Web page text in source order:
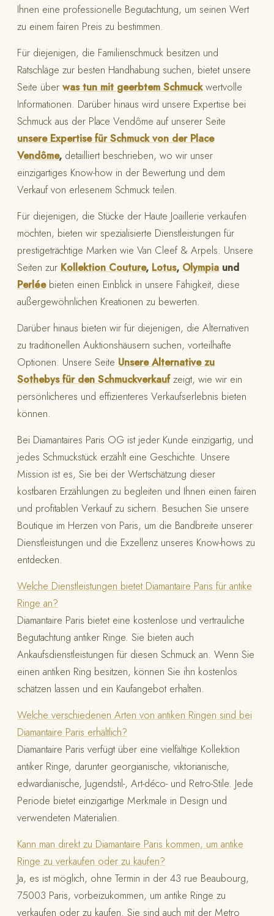
Ihnen eine professionelle Begutachtung, um seinen Wert
zu einem fairen Preis zu bestimmen.
Für diejenigen, die Familienschmuck besitzen und
Ratschläge zur besten Handhabung suchen, bietet unsere
Seite über was tun mit geerbtem Schmuckwertvolle
Informationen. Darüber hinaus wird unsere Expertise bei
Schmuck aus der Place Vendôme auf unserer Seite
unsere Expertise für Schmuck von der Place
Vendôme, detailliert beschrieben, wo wir unser
einzigartiges Know-how in der Bewertung und dem
Verkauf von erlesenem Schmuck teilen.
Für diejenigen, die Stücke der Haute Joaillerie verkaufen
möchten, bieten wir spezialisierte Dienstleistungen für
prestigeträchtige Marken wie Van Cleef & Arpels. Unsere
Seiten zur Kollektion Couture, Lotus, Olympia und
Perlée bieten einen Einblick in unsere Fähigkeit, diese
außergewöhnlichen Kreationen zu bewerten.
Darüber hinaus bieten wir für diejenigen, die Alternativen
zu traditionellen Auktionshäusern suchen, vorteilhafte
Optionen. Unsere Seite Unsere Alternative zu
Sothebys für den Schmuckverkauf zeigt, wie wir ein
persönlicheres und effizienteres Verkaufserlebnis bieten
können.
Bei Diamantaires Paris OG ist jeder Kunde einzigartig, und
jedes Schmuckstück erzählt eine Geschichte. Unsere
Mission ist es, Sie bei der Wertschätzung dieser
kostbaren Erzählungen zu begleiten und Ihnen einen fairen
und profitablen Verkauf zu sichern. Besuchen Sie unsere
Boutique im Herzen von Paris, um die Bandbreite unserer
Dienstleistungen und die Exzellenz unseres Know-hows zu
entdecken.
Welche Dienstleistungen bietet Diamantaire Paris für antike
Ringe an?
Diamantaire Paris bietet eine kostenlose und vertrauliche
Begutachtung antiker Ringe. Sie bieten auch
Ankaufsdienstleistungen für diesen Schmuck an. Wenn Sie
einen antiken Ring besitzen, können Sie ihn kostenlos
schätzen lassen und ein Kaufangebot erhalten.
Welche verschiedenen Arten von antiken Ringen sind bei
Diamantaire Paris erhältlich?
Diamantaire Paris verfügt über eine vielfältige Kollektion
antiker Ringe, darunter georgianische, viktorianische,
edwardianische, Jugendstil-, Art-déco- und Retro-Stile. Jede
Periode bietet einzigartige Merkmale in Design und
verwendeten Materialien.
Kann man direkt zu Diamantaire Paris kommen, um antike
Ringe zu verkaufen oder zu kaufen?
Ja, es ist möglich, ohne Termin in der 43 rue Beaubourg,
75003 Paris, vorbeizukommen, um antike Ringe zu
verkaufen oder zu kaufen. Sie sind auch mit der Metro